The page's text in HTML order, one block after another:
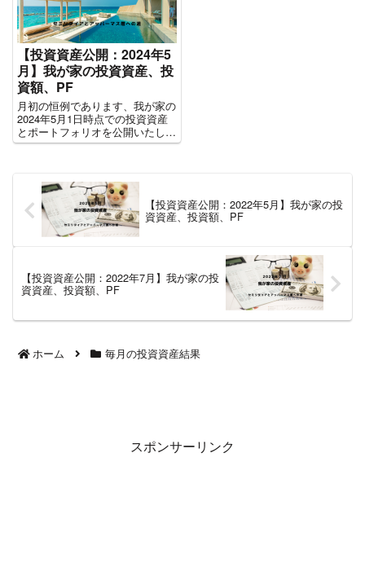
【投資資産公開：2024年5
月】我が家の投資資産、投
資額、PF
月初の恒例であります、我が家の
2024年5月1日時点での投資資産
とポートフォリオを公開いたしま
す！！！ 約2,973万円運用中です
が家では約2,973万円運用...
【投資資産公開：2022年5月】我が家の投
資資産、投資額、PF
【投資資産公開：2022年7月】我が家の投
資資産、投資額、PF
ホーム 毎月の投資資産結果
スポンサーリンク